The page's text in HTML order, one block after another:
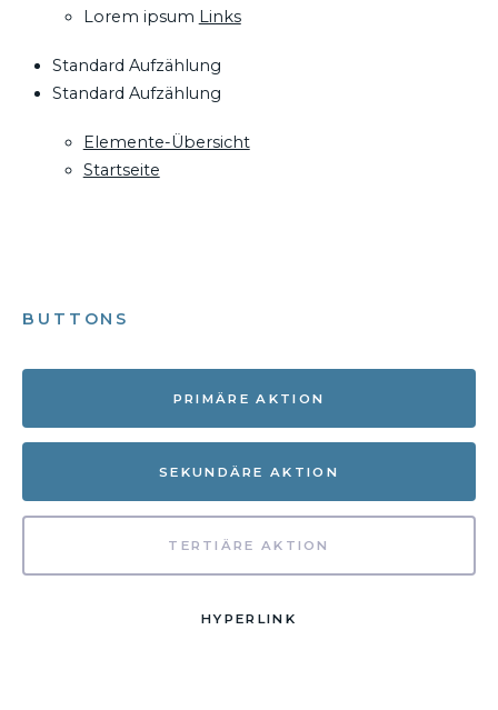
Lorem ipsum Links
Standard Aufzählung
Standard Aufzählung
Elemente-Übersicht
Startseite
BUTTONS
PRIMÄRE AKTION
SEKUNDÄRE AKTION
TERTIÄRE AKTION
HYPERLINK